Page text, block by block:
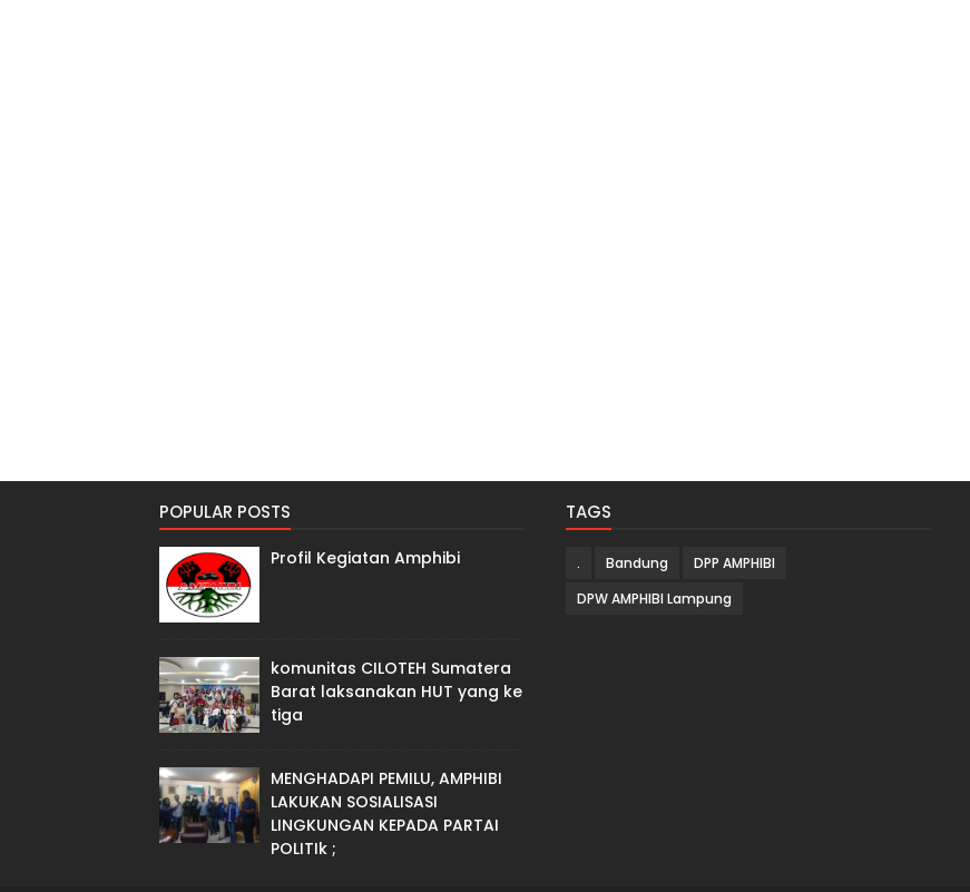
POPULAR POSTS
Profil Kegiatan Amphibi
komunitas CILOTEH Sumatera
Barat laksanakan HUT yang ke
tiga
MENGHADAPI PEMILU, AMPHIBI
LAKUKAN SOSIALISASI
LINGKUNGAN KEPADA PARTAI
POLITIk ;
TAGS
. Bandung
DPP AMPHIBI
DPW AMPHIBI Lampung